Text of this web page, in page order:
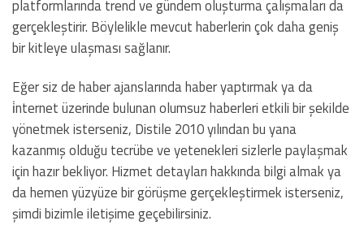
platformlarında trend ve gündem oluşturma çalışmaları da
gerçekleştirir. Böylelikle mevcut haberlerin çok daha geniş
bir kitleye ulaşması sağlanır.
Eğer siz de haber ajanslarında haber yaptırmak ya da
i̇nternet üzerinde bulunan olumsuz haberleri etkili bir şekilde
yönetmek isterseniz, Distile 2010 yılından bu yana
kazanmış olduğu tecrübe ve yetenekleri sizlerle paylaşmak
için hazır bekliyor. Hizmet detayları hakkında bilgi almak ya
da hemen yüzyüze bir görüşme gerçekleştirmek isterseniz,
şimdi bizimle iletişime geçebilirsiniz.